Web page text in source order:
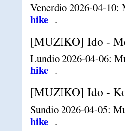
Venerdio 2026-04-10:
hike .
[MUZIKO] Ido -
Lundio 2026-04-06:
hike .
[MUZIKO] Ido -
Sundio 2026-04-05:
hike .